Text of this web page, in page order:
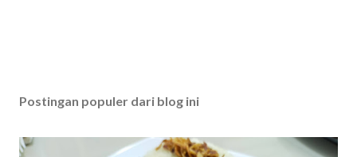
Postingan populer dari blog ini